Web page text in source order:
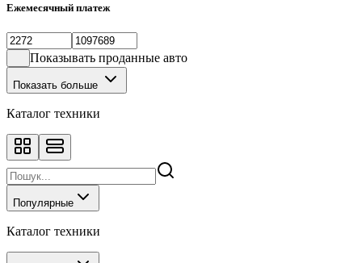
Ежемесячный платеж
Показывать проданные авто
Показать больше
Каталог техники
Популярные
Каталог техники